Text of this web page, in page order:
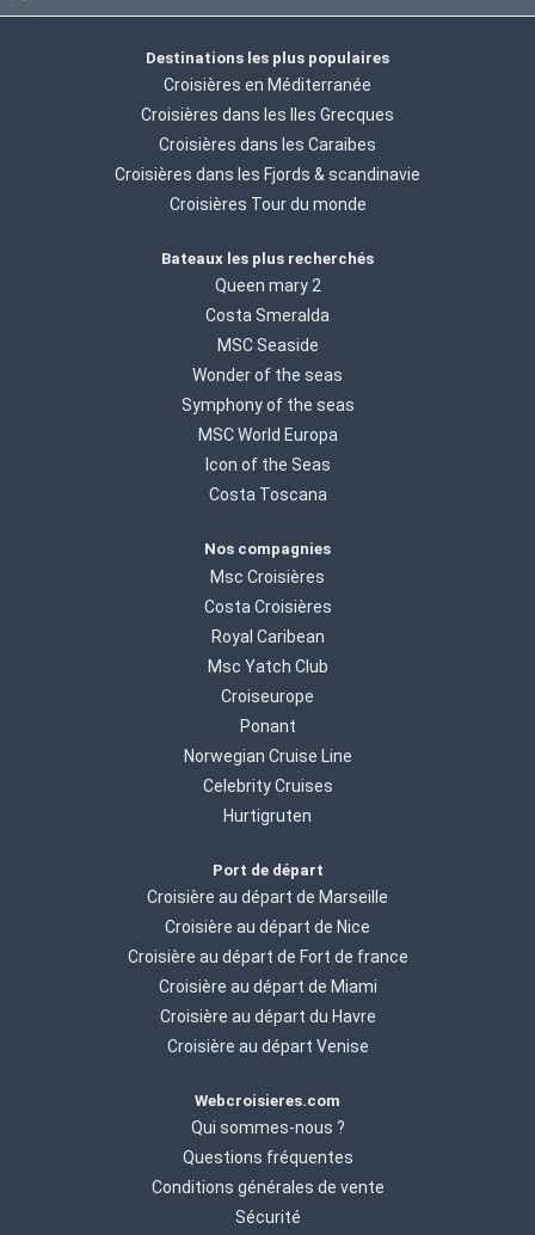
Destinations les plus populaires
Croisières en Méditerranée
Croisières dans les Iles Grecques
Croisières dans les Caraibes
Croisières dans les Fjords & scandinavie
Croisières Tour du monde
Bateaux les plus recherchés
Queen mary 2
Costa Smeralda
MSC Seaside
Wonder of the seas
Symphony of the seas
MSC World Europa
Icon of the Seas
Costa Toscana
Nos compagnies
Msc Croisières
Costa Croisières
Royal Caribean
Msc Yatch Club
Croiseurope
Ponant
Norwegian Cruise Line
Celebrity Cruises
Hurtigruten
Port de départ
Croisière au départ de Marseille
Croisière au départ de Nice
Croisière au départ de Fort de france
Croisière au départ de Miami
Croisière au départ du Havre
Croisière au départ Venise
Webcroisieres.com
Qui sommes-nous ?
Questions fréquentes
Conditions générales de vente
Sécurité